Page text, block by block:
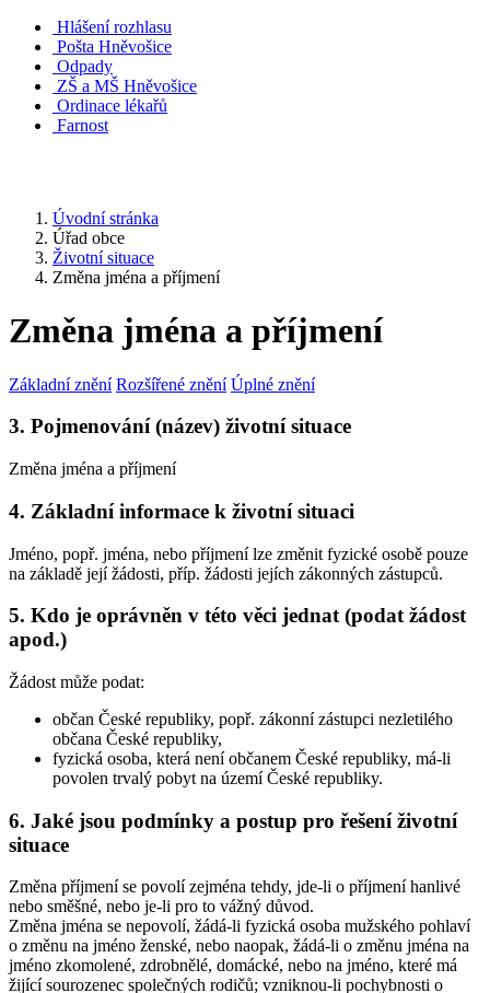
Hlášení rozhlasu
Pošta Hněvošice
Odpady
ZŠ a MŠ Hněvošice
Ordinace lékařů
Farnost
Úvodní stránka
Úřad obce
Životní situace
Změna jména a příjmení
Změna jména a příjmení
Základní znění Rozšířené znění Úplné znění
3. Pojmenování (název) životní situace
Změna jména a příjmení
4. Základní informace k životní situaci
Jméno, popř. jména, nebo příjmení lze změnit fyzické osobě pouze
na základě její žádosti, příp. žádosti jejích zákonných zástupců.
5. Kdo je oprávněn v této věci jednat (podat žádost
apod.)
Žádost může podat:
občan České republiky, popř. zákonní zástupci nezletilého
občana České republiky,
fyzická osoba, která není občanem České republiky, má-li
povolen trvalý pobyt na území České republiky.
6. Jaké jsou podmínky a postup pro řešení životní
situace
Změna příjmení se povolí zejména tehdy, jde-li o příjmení hanlivé
nebo směšné, nebo je-li pro to vážný důvod.
Změna jména se nepovolí, žádá-li fyzická osoba mužského pohlaví
o změnu na jméno ženské, nebo naopak, žádá-li o změnu jména na
jméno zkomolené, zdrobnělé, domácké, nebo na jméno, které má
žijící sourozenec společných rodičů; vzniknou-li pochybnosti o